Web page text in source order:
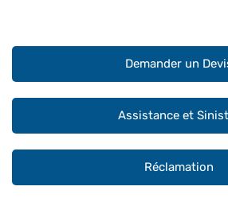
Demander un
Assistance et
Réclamation